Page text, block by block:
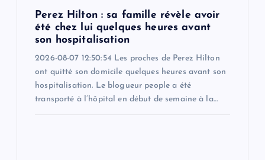
Perez Hilton : sa famille révèle avoir
été chez lui quelques heures avant
son hospitalisation
2026-08-07 12:50:54 Les proches de Perez Hilton
ont quitté son domicile quelques heures avant son
hospitalisation. Le blogueur people a été
transporté à l’hôpital en début de semaine à la…